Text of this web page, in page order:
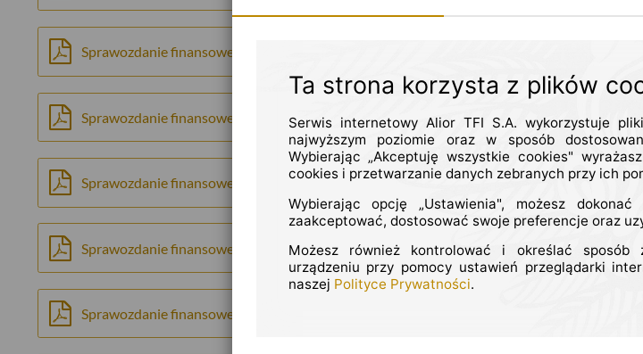
Sprawozdanie finansowe ALIOR Spokojny dla Ciebie za okres 01.01-30.06.2020
Sprawozdanie finansowe ALIOR Stabilny na Przyszłość za okres 01.01-30.06.2020
Sprawozdanie finansowe ALIOR Akcji za okres 01.01-30.06.2020
Sprawozdanie finansowe ALIOR Globalny Nowych Technologii za okres 01.01-30.06.2020
Sprawozdanie finansowe ALIOR Agresywny za okres 01.01-31.12.2019
Ta strona korzysta z plików
Serwis internetowy Alior TFI S.A. wykorzystuje
najwyższym poziomie oraz w sposób
Wybierając „Akceptuję wszystkie cookies"
cookies i przetwarzanie danych zebranych przy ich
Wybierając opcję „Ustawienia", możesz
zaakceptować, dostosować swoje preferencje oraz
Możesz również kontrolować i określać sposób
urządzeniu przy pomocy ustawień przeglądarki
naszej Polityce Prywatności.